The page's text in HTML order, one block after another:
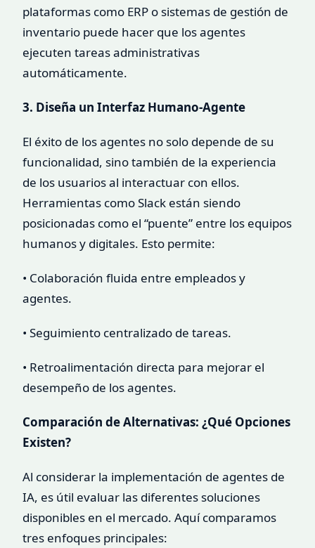
plataformas como ERP o sistemas de gestión de
inventario puede hacer que los agentes
ejecuten tareas administrativas
automáticamente.
3. Diseña un Interfaz Humano-Agente
El éxito de los agentes no solo depende de su
funcionalidad, sino también de la experiencia
de los usuarios al interactuar con ellos.
Herramientas como Slack están siendo
posicionadas como el “puente” entre los equipos
humanos y digitales. Esto permite:
• Colaboración fluida entre empleados y
agentes.
• Seguimiento centralizado de tareas.
• Retroalimentación directa para mejorar el
desempeño de los agentes.
Comparación de Alternativas: ¿Qué Opciones
Existen?
Al considerar la implementación de agentes de
IA, es útil evaluar las diferentes soluciones
disponibles en el mercado. Aquí comparamos
tres enfoques principales: